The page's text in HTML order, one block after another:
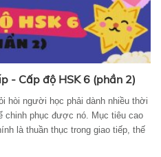
- Cấp độ HSK 6 (phần 2)
hòi người học phải dành nhiều thời
chinh phục được nó. Mục tiêu cao
là thuần thục trong giao tiếp, thế